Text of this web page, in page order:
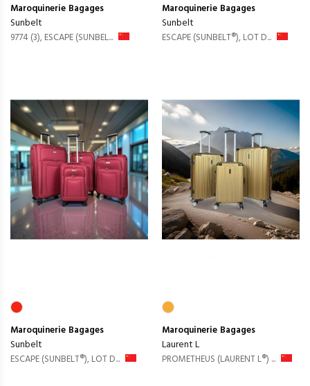
Maroquinerie Bagages
Sunbelt
9774 (3), ESCAPE (SUNBEL...
Maroquinerie Bagages
Sunbelt
ESCAPE (SUNBELT®), LOT D...
Maroquinerie Bagages
Sunbelt
ESCAPE (SUNBELT®), LOT D...
Maroquinerie Bagages
Laurent L
PROMETHEUS (LAURENT L®) ...